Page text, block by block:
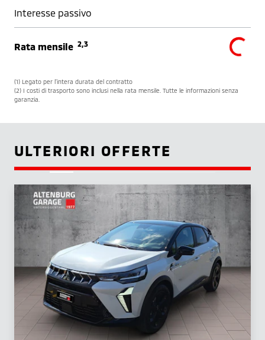
Interesse passivo
Rata mensile 2,3
(1) Legato per l’intera durata del contratto
(2) I costi di trasporto sono inclusi nella rata mensile. Tutte le informazioni senza
garanzia.
ULTERIORI OFFERTE